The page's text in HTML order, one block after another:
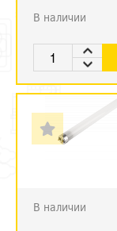
В наличии
В наличии